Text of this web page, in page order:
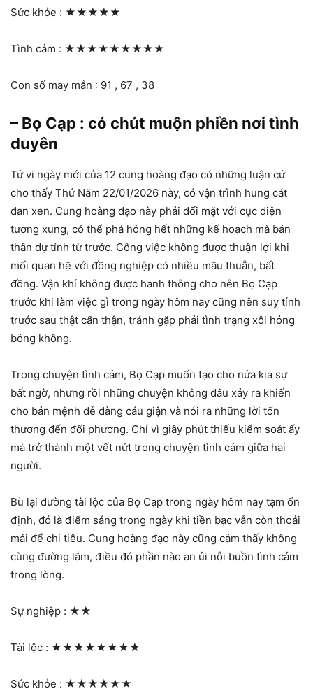
Sức khỏe : ★★★★★
Tình cảm : ★★★★★★★★★
Con số may mắn : 91 , 67 , 38
– Bọ Cạp : có chút muộn phiền nơi tình
duyên
Tử vi ngày mới của 12 cung hoàng đạo có những luận cứ
cho thấy Thứ Năm 22/01/2026 này, có vận trình hung cát
đan xen. Cung hoàng đạo này phải đối mặt với cục diện
tương xung, có thể phá hỏng hết những kế hoạch mà bản
thân dự tính từ trước. Công việc không được thuận lợi khi
mối quan hệ với đồng nghiệp có nhiều mâu thuẫn, bất
đồng. Vận khí không được hanh thông cho nên Bọ Cạp
trước khi làm việc gì trong ngày hôm nay cũng nên suy tính
trước sau thật cẩn thận, tránh gặp phải tình trạng xôi hỏng
bỏng không.
Trong chuyện tình cảm, Bọ Cạp muốn tạo cho nửa kia sự
bất ngờ, nhưng rồi những chuyện không đâu xảy ra khiến
cho bản mệnh dễ dàng cáu giận và nói ra những lời tổn
thương đến đối phương. Chỉ vì giây phút thiếu kiểm soát ấy
mà trở thành một vết nứt trong chuyện tình cảm giữa hai
người.
Bù lại đường tài lộc của Bọ Cạp trong ngày hôm nay tạm ổn
định, đó là điểm sáng trong ngày khi tiền bạc vẫn còn thoải
mái để chi tiêu. Cung hoàng đạo này cũng cảm thấy không
cùng đường lắm, điều đó phần nào an ủi nỗi buồn tình cảm
trong lòng.
Sự nghiệp : ★★
Tài lộc : ★★★★★★★★
Sức khỏe : ★★★★★★